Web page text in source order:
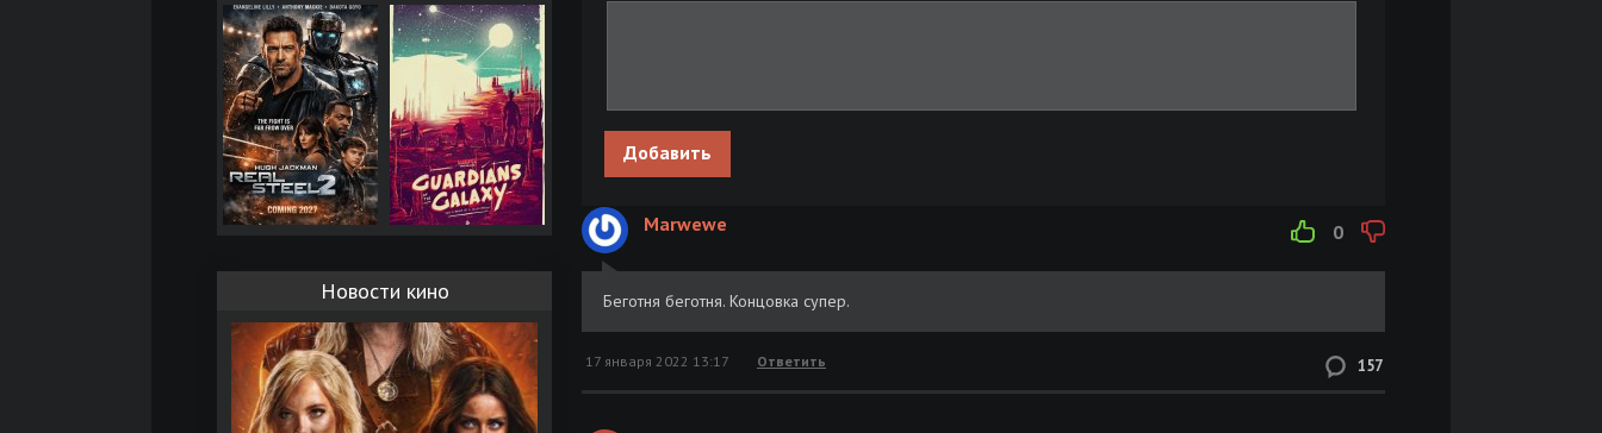
Новости кино
Добавить
0
Marwewe
Беготня беготня. Концовка супер.
157
17 января 2022 13:17 Ответить